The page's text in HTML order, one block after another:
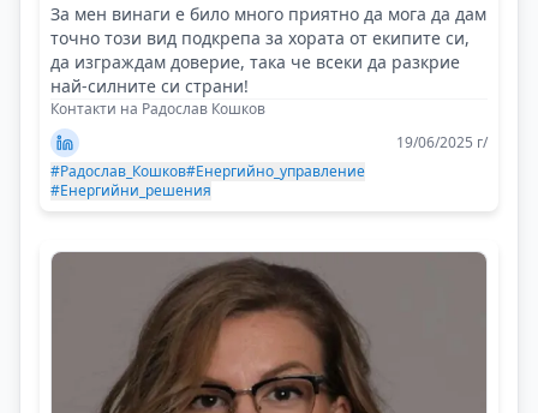
За мен винаги е било много приятно да мога да дам
точно този вид подкрепа за хората от екипите си,
да изграждам доверие, така че всеки да разкрие
най-силните си страни!
Контакти на Радослав Кошков
19/06/2025 г/
#Радослав_Кошков#Енергийно_управление
#Енергийни_решения